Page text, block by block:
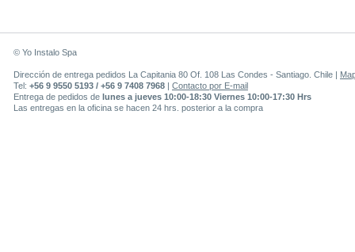
© Yo Instalo Spa
Dirección de entrega pedidos La Capitania 80 Of. 108 Las Condes - Santiago. Chile |
Tel: +56 9 9550 5193 / +56 9 7408 7968 | Contacto por E-mail
Entrega de pedidos de lunes a jueves 10:00-18:30 Viernes 10:00-17:30 Hrs
Las entregas en la oficina se hacen 24 hrs. posterior a la compra